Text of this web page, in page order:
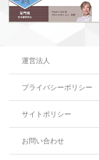
運営法人
プライバシーポリシー
サイトポリシー
お問い合わせ